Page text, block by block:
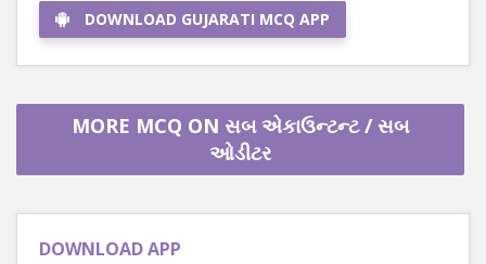
DOWNLOAD GUJARATI MCQ APP
MORE MCQ ON સબ એકાઉન્ટન્ટ / સબ
ઓડીટર
DOWNLOAD APP